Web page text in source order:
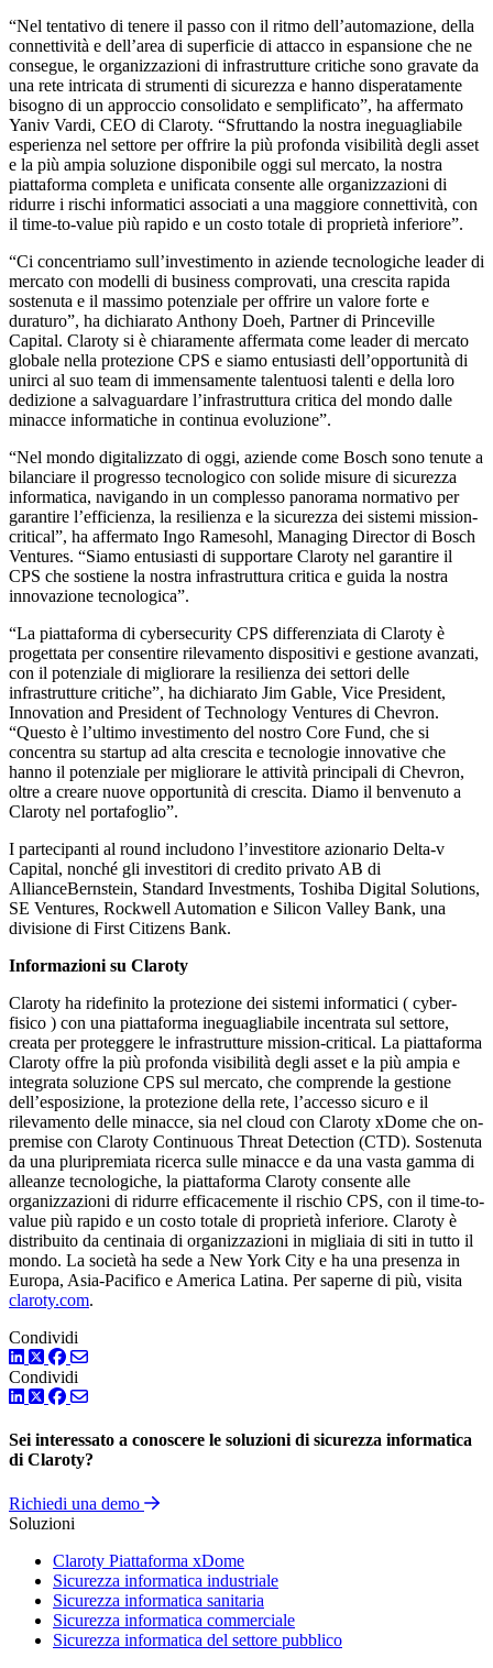
“Nel tentativo di tenere il passo con il ritmo dell’automazione, della
connettività e dell’area di superficie di attacco in espansione che ne
consegue, le organizzazioni di infrastrutture critiche sono gravate da
una rete intricata di strumenti di sicurezza e hanno disperatamente
bisogno di un approccio consolidato e semplificato”, ha affermato
Yaniv Vardi, CEO di Claroty. “Sfruttando la nostra ineguagliabile
esperienza nel settore per offrire la più profonda visibilità degli asset
e la più ampia soluzione disponibile oggi sul mercato, la nostra
piattaforma completa e unificata consente alle organizzazioni di
ridurre i rischi informatici associati a una maggiore connettività, con
il time-to-value più rapido e un costo totale di proprietà inferiore”.
“Ci concentriamo sull’investimento in aziende tecnologiche leader di
mercato con modelli di business comprovati, una crescita rapida
sostenuta e il massimo potenziale per offrire un valore forte e
duraturo”, ha dichiarato Anthony Doeh, Partner di Princeville
Capital. Claroty si è chiaramente affermata come leader di mercato
globale nella protezione CPS e siamo entusiasti dell’opportunità di
unirci al suo team di immensamente talentuosi talenti e della loro
dedizione a salvaguardare l’infrastruttura critica del mondo dalle
minacce informatiche in continua evoluzione”.
“Nel mondo digitalizzato di oggi, aziende come Bosch sono tenute a
bilanciare il progresso tecnologico con solide misure di sicurezza
informatica, navigando in un complesso panorama normativo per
garantire l’efficienza, la resilienza e la sicurezza dei sistemi mission-
critical”, ha affermato Ingo Ramesohl, Managing Director di Bosch
Ventures. “Siamo entusiasti di supportare Claroty nel garantire il
CPS che sostiene la nostra infrastruttura critica e guida la nostra
innovazione tecnologica”.
“La piattaforma di cybersecurity CPS differenziata di Claroty è
progettata per consentire rilevamento dispositivi e gestione avanzati,
con il potenziale di migliorare la resilienza dei settori delle
infrastrutture critiche”, ha dichiarato Jim Gable, Vice President,
Innovation and President of Technology Ventures di Chevron.
“Questo è l’ultimo investimento del nostro Core Fund, che si
concentra su startup ad alta crescita e tecnologie innovative che
hanno il potenziale per migliorare le attività principali di Chevron,
oltre a creare nuove opportunità di crescita. Diamo il benvenuto a
Claroty nel portafoglio”.
I partecipanti al round includono l’investitore azionario Delta-v
Capital, nonché gli investitori di credito privato AB di
AllianceBernstein, Standard Investments, Toshiba Digital Solutions,
SE Ventures, Rockwell Automation e Silicon Valley Bank, una
divisione di First Citizens Bank.
Informazioni su Claroty
Claroty ha ridefinito la protezione dei sistemi informatici ( cyber-
fisico ) con una piattaforma ineguagliabile incentrata sul settore,
creata per proteggere le infrastrutture mission-critical. La piattaforma
Claroty offre la più profonda visibilità degli asset e la più ampia e
integrata soluzione CPS sul mercato, che comprende la gestione
dell’esposizione, la protezione della rete, l’accesso sicuro e il
rilevamento delle minacce, sia nel cloud con Claroty xDome che on-
premise con Claroty Continuous Threat Detection (CTD). Sostenuta
da una pluripremiata ricerca sulle minacce e da una vasta gamma di
alleanze tecnologiche, la piattaforma Claroty consente alle
organizzazioni di ridurre efficacemente il rischio CPS, con il time-to-
value più rapido e un costo totale di proprietà inferiore. Claroty è
distribuito da centinaia di organizzazioni in migliaia di siti in tutto il
mondo. La società ha sede a New York City e ha una presenza in
Europa, Asia-Pacifico e America Latina. Per saperne di più, visita
claroty.com.
Condividi
LinkedIn
TwitterFacebook
Condividi
LinkedIn
TwitterFacebook
Sei interessato a conoscere le soluzioni di sicurezza informatica
di Claroty?
Richiedi una demo
Soluzioni
Claroty Piattaforma xDome
Sicurezza informatica industriale
Sicurezza informatica sanitaria
Sicurezza informatica commerciale
Sicurezza informatica del settore pubblico